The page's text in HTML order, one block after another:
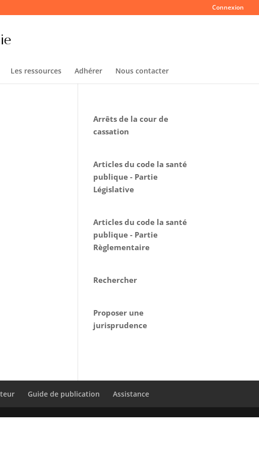
Connexion
Les ressources Adhérer Nous contacter
Arrêts de la cour de
cassation
Articles du code la santé
publique - Partie
Législative
Articles du code la santé
publique - Partie
Règlementaire
Rechercher
Proposer une
jurisprudence
Guide de publication Assistance